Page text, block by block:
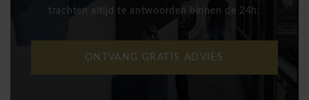
trachten altijd te antwoorden binnen de 24h.
ONTVANG GRATIS ADVIES